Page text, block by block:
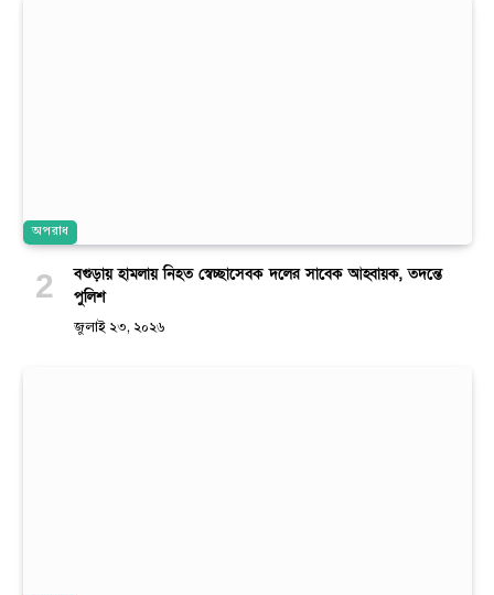
অপরাধ
বগুড়ায় হামলায় নিহত স্বেচ্ছাসেবক দলের সাবেক আহ্বায়ক, তদন্তে
পুলিশ
জুলাই ২৩, ২০২৬